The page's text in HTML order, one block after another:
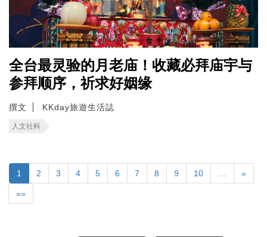
全台最灵验的月老庙！收藏必拜庙宇与
参拜顺序，祈求好姻缘
撰文 KKday旅遊生活誌
人文社科
1 2 3 4 5 6 7 8 9 10 »
»»